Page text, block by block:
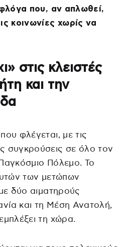
φλόγα που, αν απλωθεί,
κοινωνίες χωρίς να
στις κλειστές
και την
φλέγεται, με τις
συγκρούσεις σε όλο τον
Πόλεμο. Το
των μετώπων
δύο αιματηρούς
και τη Μέση Ανατολή,
τη χώρα.